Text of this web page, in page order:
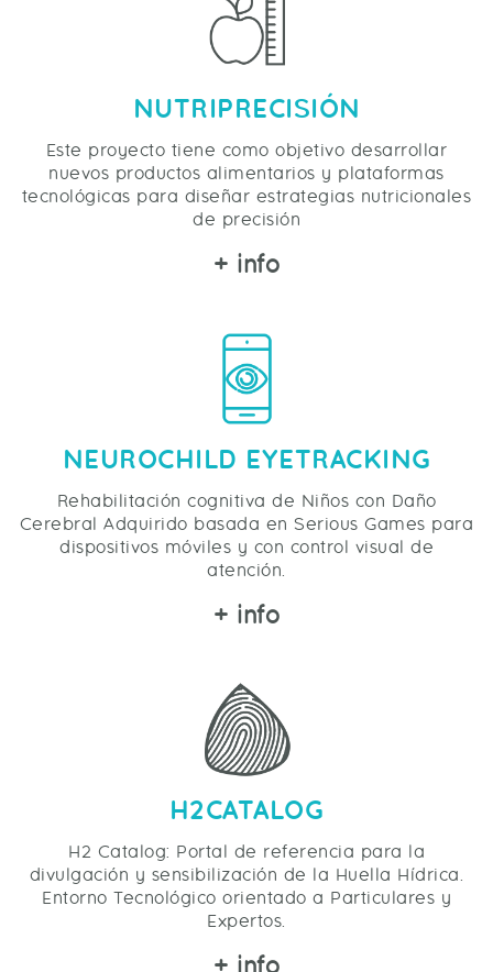
NUTRIPRECISIÓN
Este proyecto tiene como objetivo desarrollar
nuevos productos alimentarios y plataformas
tecnológicas para diseñar estrategias nutricionales
de precisión
+ info
NEUROCHILD EYETRACKING
Rehabilitación cognitiva de Niños con Daño
Cerebral Adquirido basada en Serious Games para
dispositivos móviles y con control visual de
atención.
+ info
H2CATALOG
H2 Catalog: Portal de referencia para la
divulgación y sensibilización de la Huella Hídrica.
Entorno Tecnológico orientado a Particulares y
Expertos.